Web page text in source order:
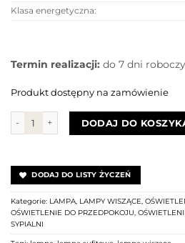
Klasa energetyczna:
Termin realizacji: do 7 dni
Produkt dostępny na zamówienie
ilość Lampa wisząca SANDRA 3
DODAJ DO
DODAJ DO LISTY ŻYCZEŃ
Kategorie: LAMPA, LAMPY WISZĄCE,
OŚWIETLENIE DO PRZEDPOKOJU,
SYPIALNI